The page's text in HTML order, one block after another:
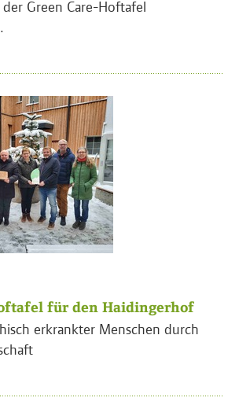
Green Care-Hoftafel
für den Haidingerhof
erkrankter Menschen durch